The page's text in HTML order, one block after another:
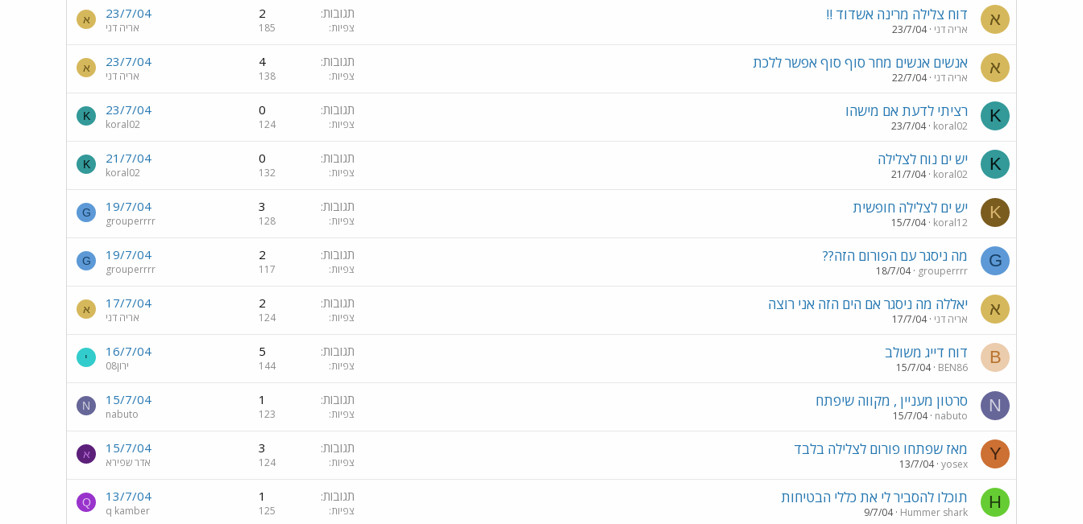
א דוח צלילה מרינה אשדוד !!
אריה דני 23/7/04
תגובות 2
צפיות 185
23/7/04
אריה דני
א
א אנשים אנשים מחר סוף סוף אפשר ללכת
אריה דני 22/7/04
תגובות 4
צפיות 138
23/7/04
אריה דני
א
K רציתי לדעת אם מישהו
koral02
23/7/04
תגובות 0
צפיות 124
23/7/04
koral02
K
K יש ים נוח לצלילה
koral02
21/7/04
תגובות 0
צפיות 132
21/7/04
koral02
K
K יש ים לצלילה חופשית
koral12
15/7/04
תגובות 3
צפיות 128
19/7/04
grouperrrr
G
G מה ניסגר עם הפורום הזה??
grouperrrr
18/7/04
תגובות 2
צפיות 117
19/7/04
grouperrrr
G
א יאללה מה ניסגר אם הים הזה אני רוצה
אריה דני 17/7/04
תגובות 2
צפיות 124
17/7/04
אריה דני
א
B דוח דייג משולב
BEN86
15/7/04
תגובות 5
צפיות 144
16/7/04
ירון08
י
N סרטון מעניין , מקווה שיפתח
nabuto
15/7/04
תגובות 1
צפיות 123
15/7/04
nabuto
N
Y מאז שפתחו פורום לצלילה בלבד
yosex
13/7/04
תגובות 3
צפיות 124
15/7/04
אדר שפירא
א
H תוכלו להסביר לי את כללי הבטיחות
Hummer shark
9/7/04
תגובות 1
צפיות 125
13/7/04
q kamber
Q